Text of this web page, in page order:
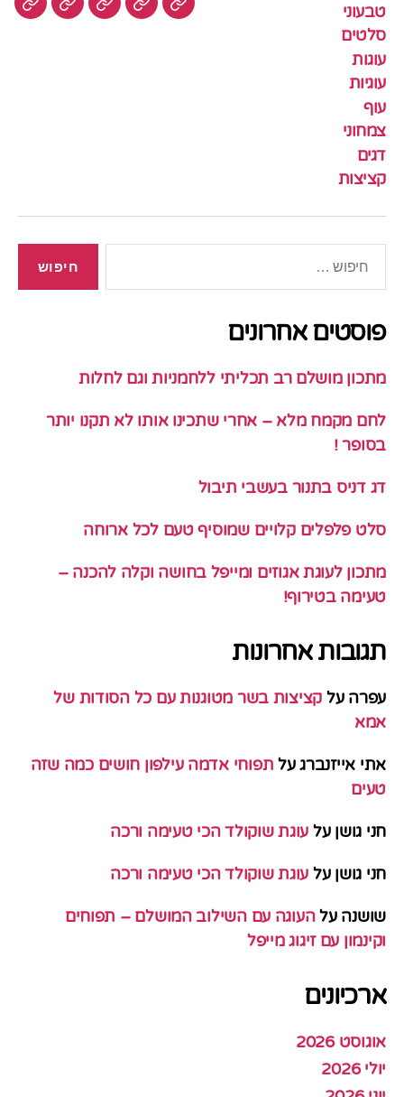
טבעוני
סלטים
עוגות
עוגיות
עוף
צמחוני
דגים
קציצות
עוגיותעוף צמחונידגים
פוסטים אחרונים
מתכון מושלם רב תכליתי ללחמניות וגם לחלות
לחם מקמח מלא – אחרי שתכינו אותו לא תקנו יותר
בסופר !
דג דניס בתנור בעשבי תיבול
סלט פלפלים קלויים שמוסיף טעם לכל ארוחה
מתכון לעוגת אגוזים ומייפל בחושה וקלה להכנה –
טעימה בטירוף!
תגובות אחרונות
עפרה על קציצות בשר מטוגנות עם כל הסודות של
אמא
אתי אייזנברגעל תפוחי אדמה עילפון חושים כמה שזה
טעים
חני גושן על עוגת שוקולד הכי טעימה ורכה
חני גושן על עוגת שוקולד הכי טעימה ורכה
שושנה עלהעוגה עם השילוב המושלם – תפוחים
וקינמון עם זיגוג מייפל
ארכיונים
אוגוסט 2026
יולי 2026